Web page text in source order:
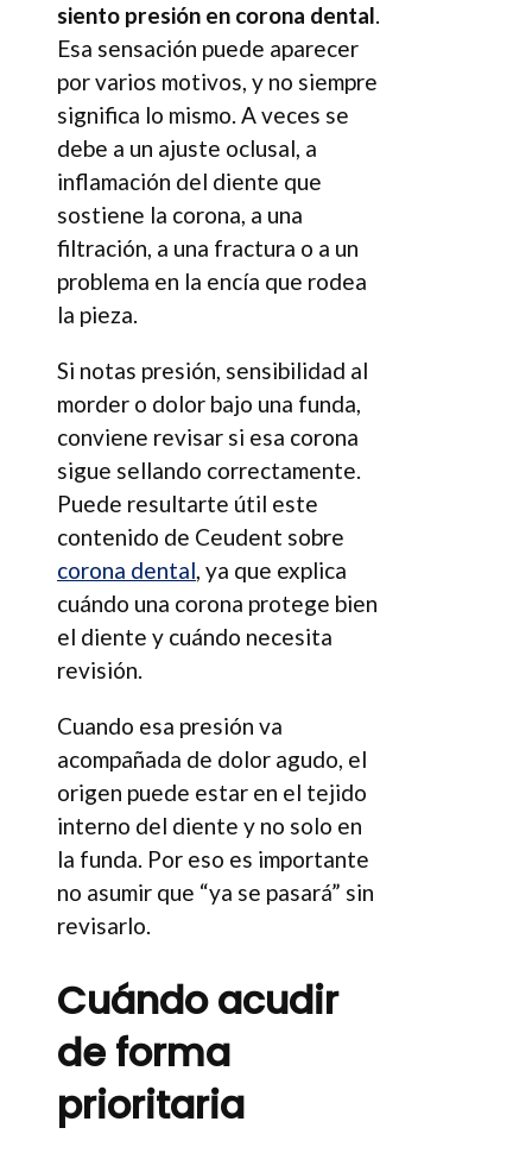
siento presión en corona dental.
Esa sensación puede aparecer
por varios motivos, y no siempre
significa lo mismo. A veces se
debe a un ajuste oclusal, a
inflamación del diente que
sostiene la corona, a una
filtración, a una fractura o a un
problema en la encía que rodea
la pieza.
Si notas presión, sensibilidad al
morder o dolor bajo una funda,
conviene revisar si esa corona
sigue sellando correctamente.
Puede resultarte útil este
contenido de Ceudent sobre
corona dental, ya que explica
cuándo una corona protege bien
el diente y cuándo necesita
revisión.
Cuando esa presión va
acompañada de dolor agudo, el
origen puede estar en el tejido
interno del diente y no solo en
la funda. Por eso es importante
no asumir que “ya se pasará” sin
revisarlo.
Cuándo acudir
de forma
prioritaria